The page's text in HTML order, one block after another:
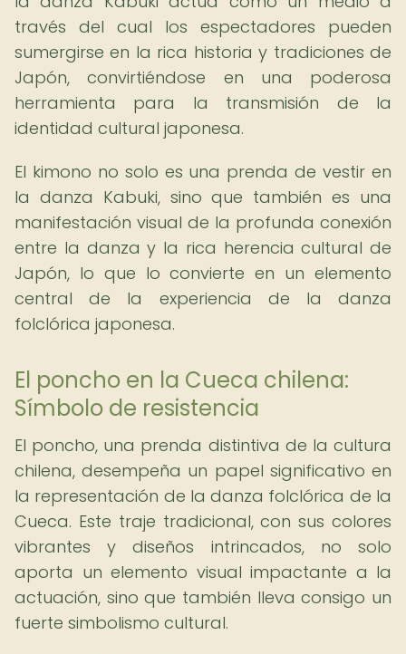
través del cual los espectadores pueden
sumergirse en la rica historia y tradiciones de
Japón, convirtiéndose en una poderosa
herramienta para la transmisión de la
identidad cultural japonesa.
El kimono no solo es una prenda de vestir en
la danza Kabuki, sino que también es una
manifestación visual de la profunda conexión
entre la danza y la rica herencia cultural de
Japón, lo que lo convierte en un elemento
central de la experiencia de la danza
folclórica japonesa.
El poncho en la Cueca chilena:
Símbolo de resistencia
El poncho, una prenda distintiva de la cultura
chilena, desempeña un papel significativo en
la representación de la danza folclórica de la
Cueca. Este traje tradicional, con sus colores
vibrantes y diseños intrincados, no solo
aporta un elemento visual impactante a la
actuación, sino que también lleva consigo un
fuerte simbolismo cultural.